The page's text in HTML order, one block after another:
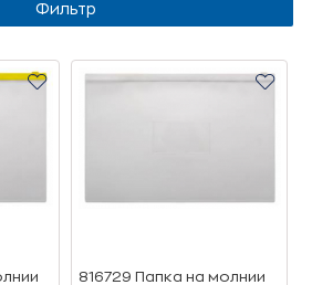
Фильтр
816729 Папка на молнии